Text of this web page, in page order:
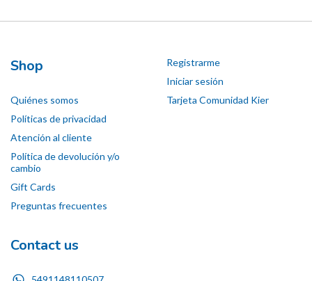
Shop
Quiénes somos
Políticas de privacidad
Atención al cliente
Política de devolución y/o
cambio
Gift Cards
Preguntas frecuentes
Registrarme
Iniciar sesión
Tarjeta Comunidad Kier
Contact us